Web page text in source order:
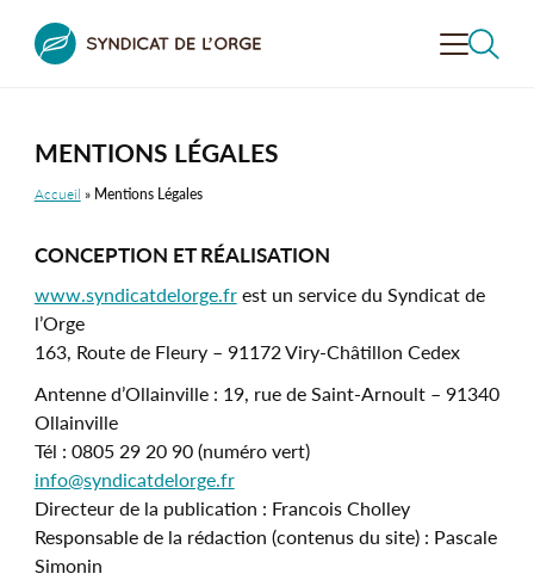
LA VALLÉE
CONTRÔLERL'ASSAINISSEMENT
PRÉVENIR LE RISQUEINONDATION
DÉCOUVRIR
LE SYNDICAT
RECHERCHER
MENTIONS LÉGALES
Accueil » Mentions Légales
CONCEPTION ET RÉALISATION
www.syndicatdelorge.frest un service du Syndicat de
l’Orge
163, Route de Fleury – 91172 Viry-Châtillon Cedex
Antenne d’Ollainville : 19, rue de Saint-Arnoult – 91340
Ollainville
Tél : 0805 29 20 90 (numéro vert)
info@syndicatdelorge.fr
Directeur de la publication : Francois Cholley
Responsable de la rédaction (contenus du site) : Pascale
Simonin